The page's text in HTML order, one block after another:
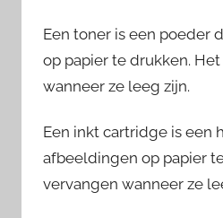
Een toner is een poeder
op papier te drukken.
wanneer ze leeg zijn.
Een inkt cartridge is
afbeeldingen op papier
vervangen wanneer ze